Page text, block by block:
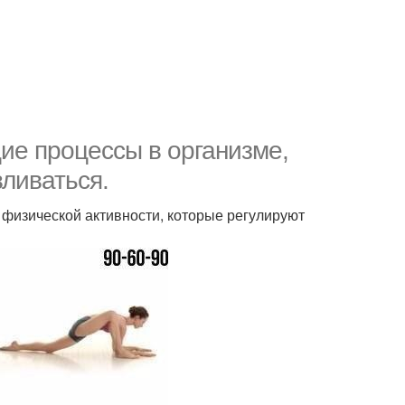
процессы в организме,
активности, которые регулируют